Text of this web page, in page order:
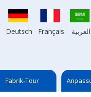
Deutsch Français العربية
Fabrik-Tour